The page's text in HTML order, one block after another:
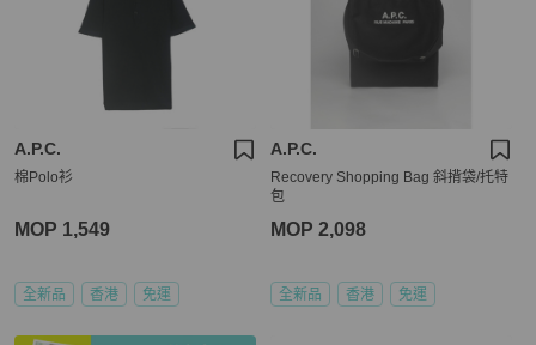
A.P.C.
棉Polo衫
MOP 1,549
全新品 香港 免運
A.P.C.
Recovery Shopping Bag 斜揹袋/托特
包
MOP 2,098
全新品 香港 免運